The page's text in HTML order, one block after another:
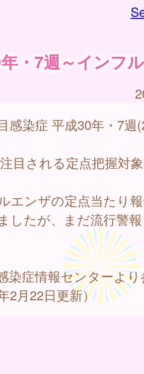
・7週～インフ
感染症 平成30年・7週
目される定点把握対
エンザの定点当たり
したが、まだ流行警
染症情報センターより
2月22日更新）